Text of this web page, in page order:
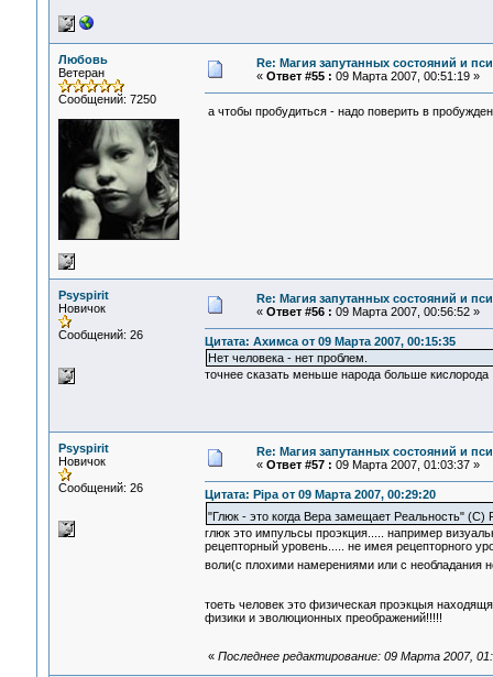
Любовь
Ветеран
Сообщений: 7250
Re: Магия запутанных состояний и
« Ответ #55 : 09 Марта 2007, 00:51:19 »
а чтобы пробудиться - надо поверить в
Psyspirit
Новичок
Сообщений: 26
Re: Магия запутанных состояний и
« Ответ #56 : 09 Марта 2007, 00:56:52 »
Цитата: Ахимса от 09 Марта 2007, 00:15:35
Нет человека - нет проблем.
точнее сказать меньше народа больше кислорода
Psyspirit
Новичок
Сообщений: 26
Re: Магия запутанных состояний и
« Ответ #57 : 09 Марта 2007, 01:03:37 »
Цитата: Pipa от 09 Марта 2007, 00:29:20
"Глюк - это когда Вера замещает Реальность" (С)
глюк это импульсы проэкция..... например
рецепторный уровень..... не имея рецепторного
воли(с плохими намерениями или с
тоеть человек это физическая проэкцыя
физики и эволюционных преображений!!!!!
« Последнее редактирование: 09 Марта 2007,